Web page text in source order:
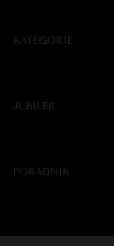
KATEGORIE
JUBILER
PORADNIK